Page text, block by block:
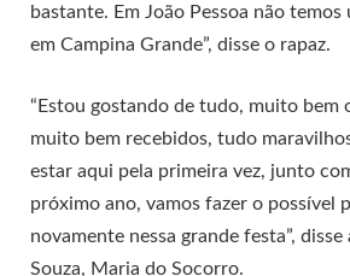
bastante. Em João Pessoa não temos
em Campina Grande”, disse o rapaz.
“Estou gostando de tudo, muito bem
muito bem recebidos, tudo
estar aqui pela primeira vez, junto
próximo ano, vamos fazer o possível
novamente nessa grande festa”, disse
Souza, Maria do Socorro.